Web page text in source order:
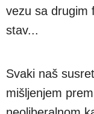
vezu sa drugim
stav...
Svaki naš
mišljenjem